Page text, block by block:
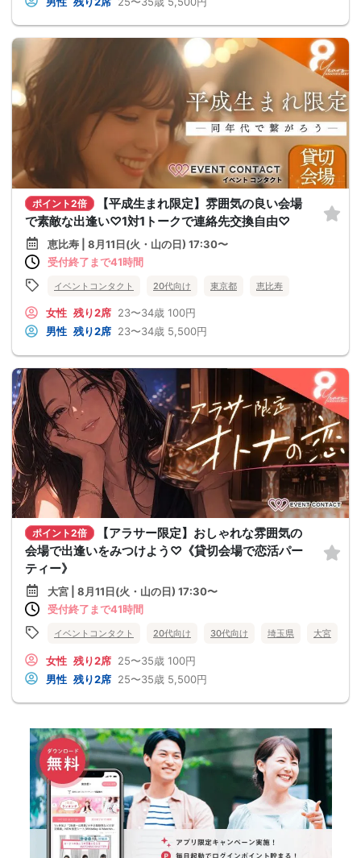
ポイント2倍
【平成生まれ限定】雰囲気の良い会場
で素敵な出逢い♡1対1トークで連絡先交換自由♡
恵比寿 | 8月11日(火・山の日) 17:30〜
受付終了まで41時間
イベントコンタクト 20代向け 東京都 恵比寿
女性 残り2席 23〜34歳 100円
男性 残り2席 23〜34歳 5,500円
ポイント2倍
【アラサー限定】おしゃれな雰囲気の
会場で出逢いをみつけよう♡《貸切会場で恋活パー
ティー》
大宮 | 8月11日(火・山の日) 17:30〜
受付終了まで41時間
イベントコンタクト 20代向け 30代向け 埼玉県 大宮
女性 残り2席 25〜35歳 100円
男性 残り2席 25〜35歳 5,500円